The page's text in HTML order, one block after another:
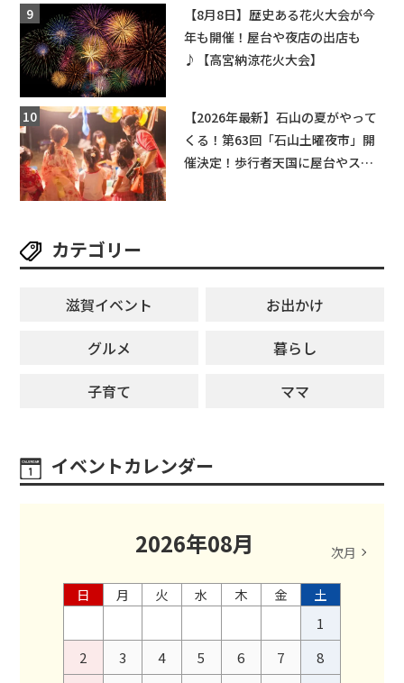
【8月8日】歴史ある花火大会が今
年も開催！屋台や夜店の出店も
♪【高宮納涼花火大会】
【2026年最新】石山の夏がやって
くる！第63回「石山土曜夜市」開
催決定！歩行者天国に屋台やステ
カテゴリー
滋賀イベント
お出かけ
グルメ
暮らし
子育て
ママ
イベントカレンダー
2026年08月 次月
日 月 火 水 木 金
土
1
2
3 4 5 6 7
8